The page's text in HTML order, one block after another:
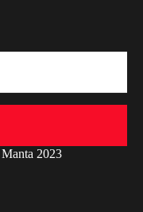
2023